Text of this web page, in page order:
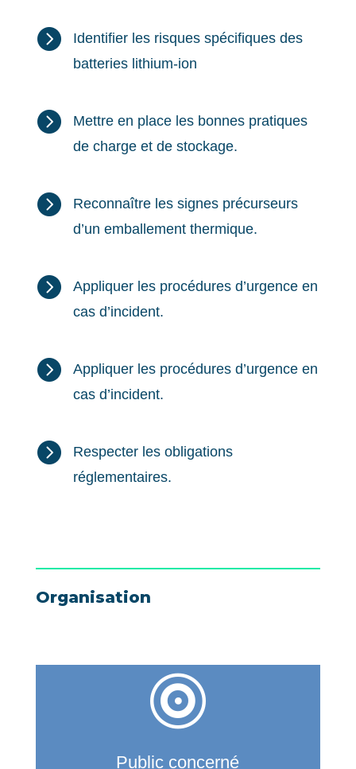

Identifier les risques spécifiques des
batteries lithium-ion

Mettre en place les bonnes pratiques
de charge et de stockage.

Reconnaître les signes précurseurs
d’un emballement thermique.

Appliquer les procédures d’urgence en
cas d’incident.

Appliquer les procédures d’urgence en
cas d’incident.

Respecter les obligations
réglementaires.
Organisation

Public concerné